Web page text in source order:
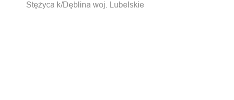
Stężyca k/Dęblina woj. Lubelskie